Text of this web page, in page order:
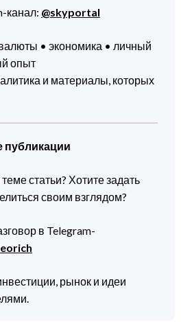
канал: @skyportal
• экономика • личный
опыт
и материалы, которых
публикации
статьи? Хотите задать
своим взглядом?
в Telegram-
рынок и идеи